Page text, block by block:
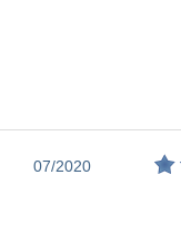
07/2020